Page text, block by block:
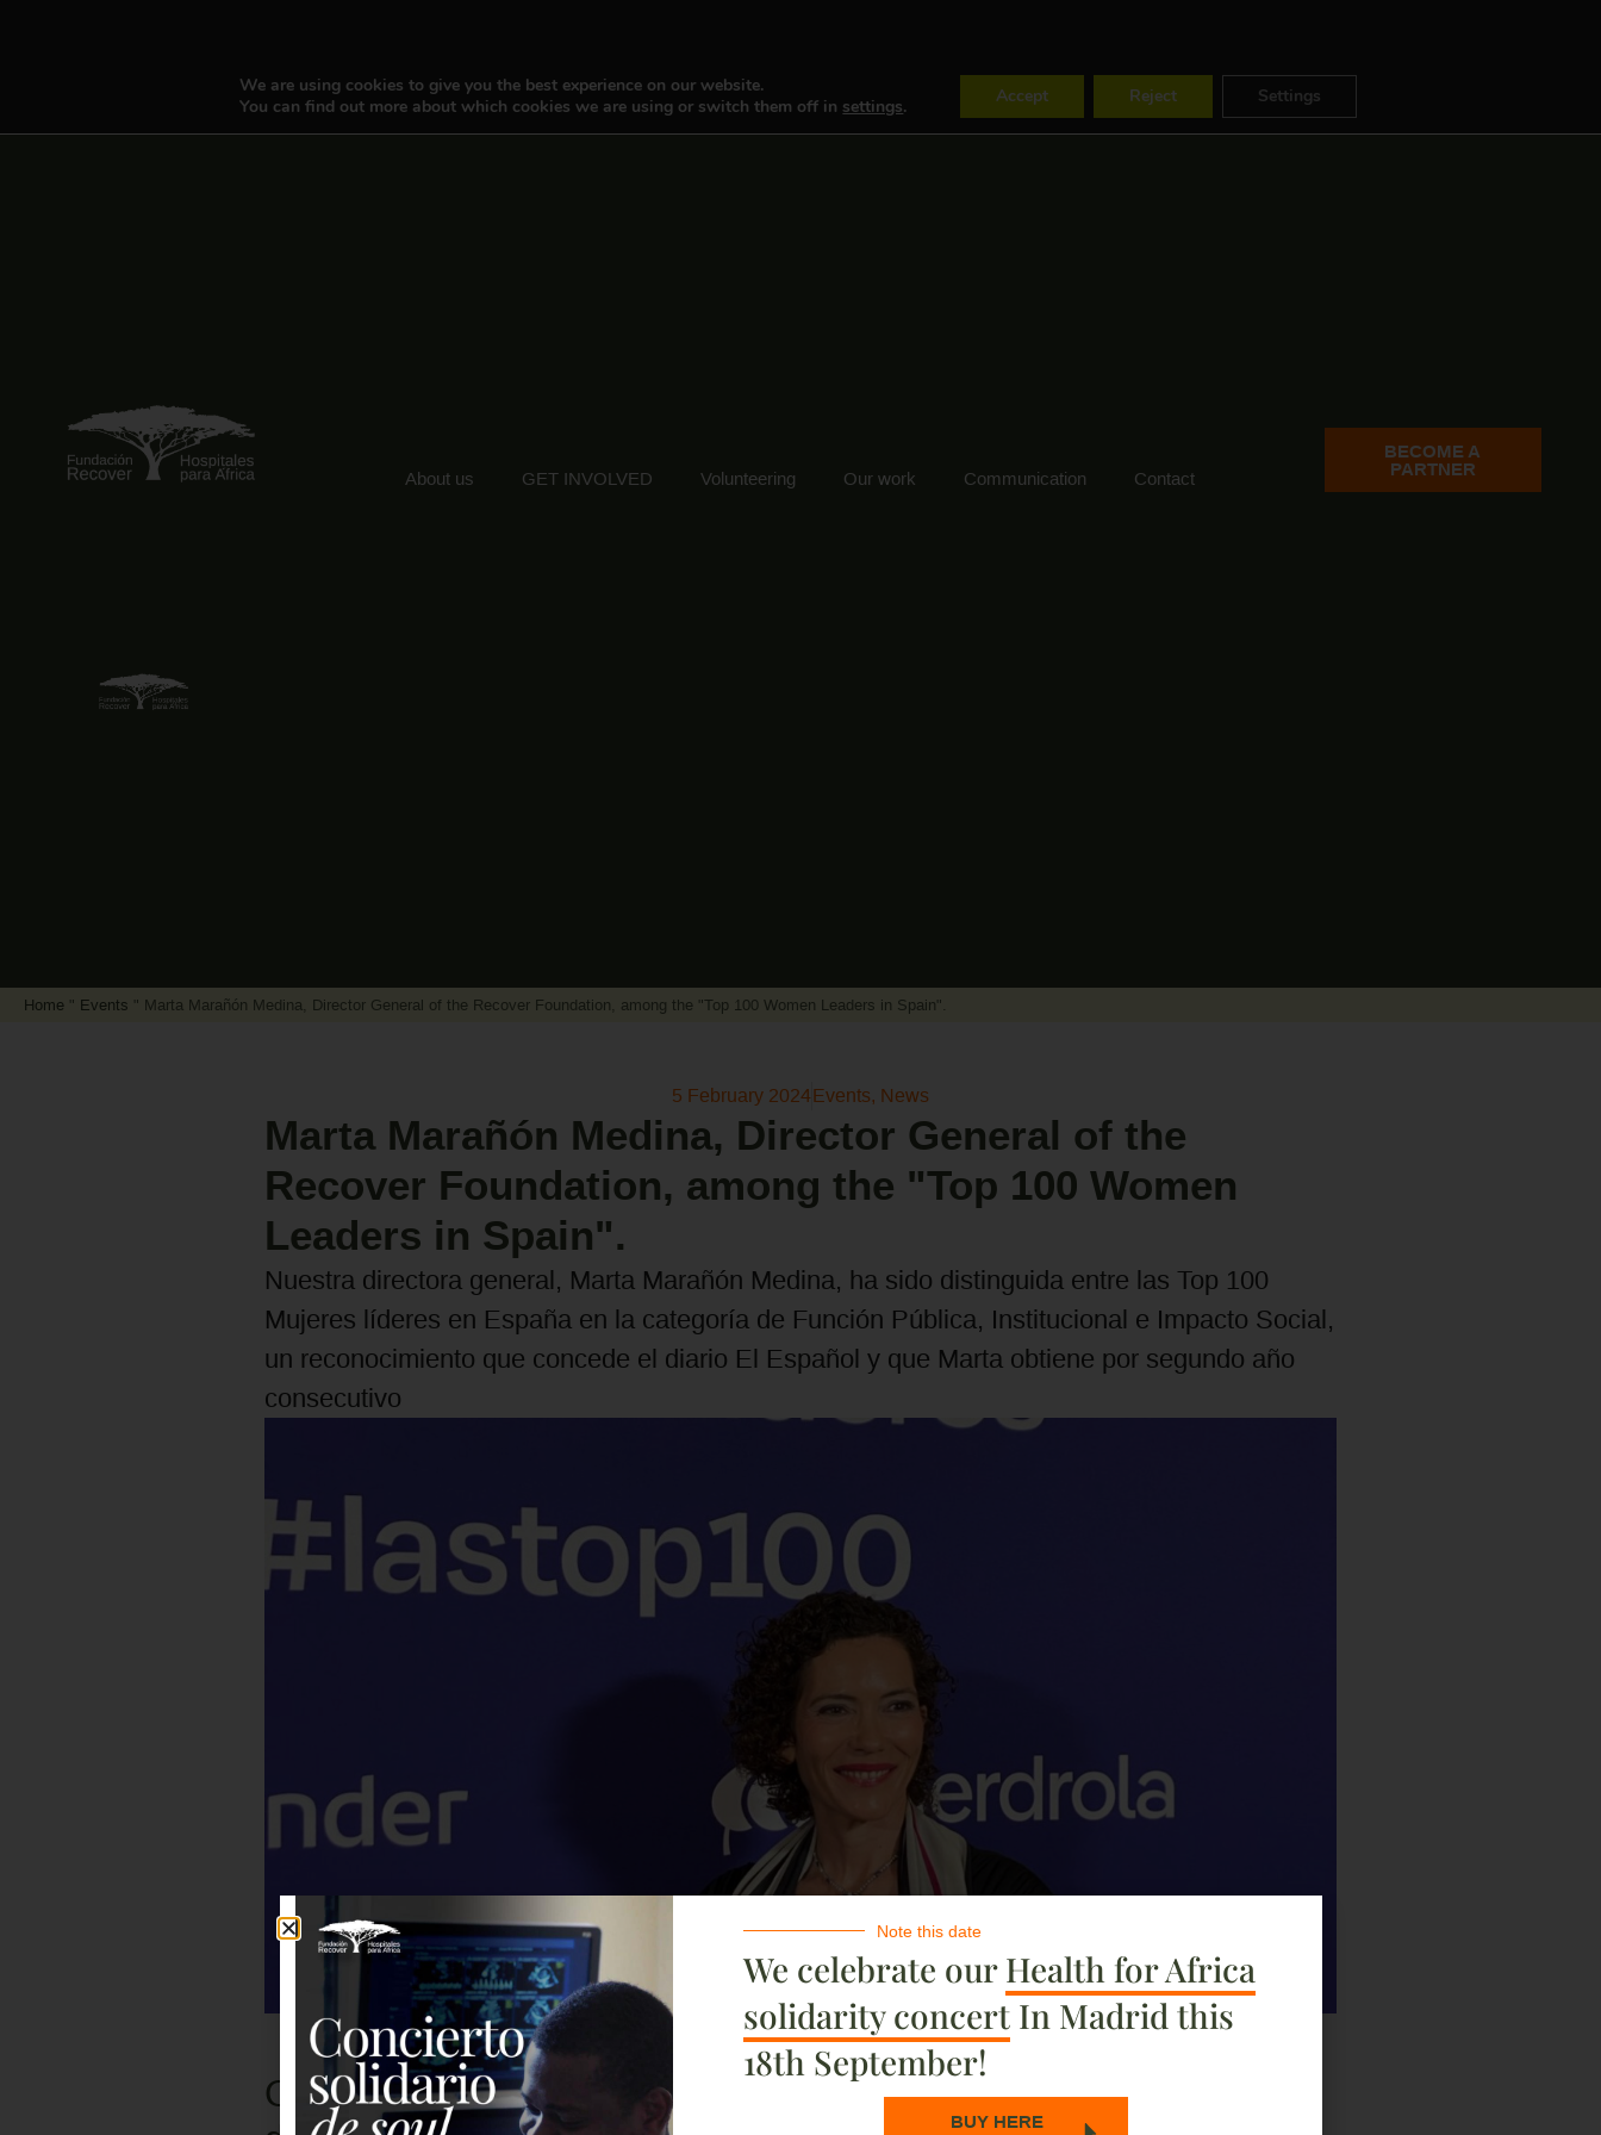
About us GET INVOLVED Volunteering Our work Communication Contact
BECOME A
PARTNER
Home " Events " Marta Marañón Medina, Director General of the Recover Foundation, among the "Top 100 Women Leaders in Spain".
5 February 2024Events, News
Marta Marañón Medina, Director General of the
Recover Foundation, among the "Top 100 Women
Leaders in Spain".
Nuestra directora general, Marta Marañón Medina, ha sido distinguida entre las Top 100
Mujeres líderes en España en la categoría de Función Pública, Institucional e Impacto Social,
un reconocimiento que concede el diario El Español y que Marta obtiene por segundo año
consecutivo
Our Director General, Marta Marañón Medina, ha sido
We are using cookies to give you the best experience on our website.
You can find out more about which cookies we are using or switch them off in settings. Accept Reject Settings
Note this date
We celebrate ourHealth for Africa
solidarity concertIn Madrid this
18th September!
BUY HERE